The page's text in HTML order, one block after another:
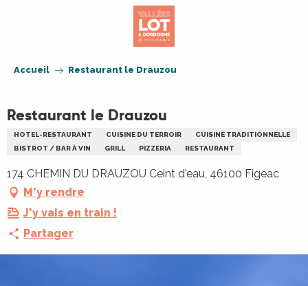
Accueil Restaurant le Drauzou
Restaurant le Drauzou
HOTEL-RESTAURANT CUISINE DU TERROIR
CUISINE TRADITIONNELLE
BISTROT / BAR À VIN
GRILL PIZZERIA RESTAURANT
174 CHEMIN DU DRAUZOU Ceint d'eau, 46100 Figeac
M'y rendre
J'y vais en train !
Partager